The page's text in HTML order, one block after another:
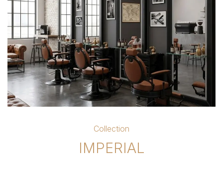
Collection
IMPERIAL